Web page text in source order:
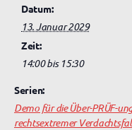
Datum:
13. Januar 2029
Zeit:
14:00 bis 15:30
Serien:
Demo für die Über-PRÜF-
rechtsextremer